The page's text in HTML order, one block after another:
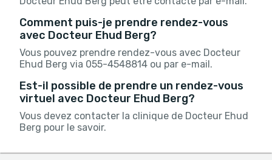
Comment puis-je prendre rendez-vous
avec Docteur Ehud Berg?
Vous pouvez prendre rendez-vous avec Docteur
Ehud Berg via 055-4548814 ou par e-mail.
Est-il possible de prendre un rendez-vous
virtuel avec Docteur Ehud Berg?
Vous devez contacter la clinique de Docteur Ehud
Berg pour le savoir.